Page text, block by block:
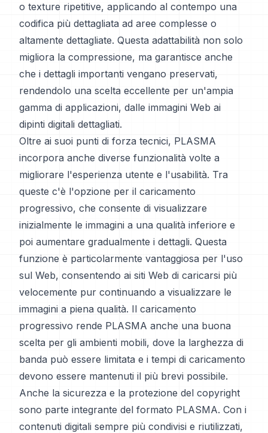
o texture ripetitive, applicando al contempo una
codifica più dettagliata ad aree complesse o
altamente dettagliate. Questa adattabilità non solo
migliora la compressione, ma garantisce anche
che i dettagli importanti vengano preservati,
rendendolo una scelta eccellente per un'ampia
gamma di applicazioni, dalle immagini Web ai
dipinti digitali dettagliati.
Oltre ai suoi punti di forza tecnici, PLASMA
incorpora anche diverse funzionalità volte a
migliorare l'esperienza utente e l'usabilità. Tra
queste c'è l'opzione per il caricamento
progressivo, che consente di visualizzare
inizialmente le immagini a una qualità inferiore e
poi aumentare gradualmente i dettagli. Questa
funzione è particolarmente vantaggiosa per l'uso
sul Web, consentendo ai siti Web di caricarsi più
velocemente pur continuando a visualizzare le
immagini a piena qualità. Il caricamento
progressivo rende PLASMA anche una buona
scelta per gli ambienti mobili, dove la larghezza di
banda può essere limitata e i tempi di caricamento
devono essere mantenuti il più brevi possibile.
Anche la sicurezza e la protezione del copyright
sono parte integrante del formato PLASMA. Con i
contenuti digitali sempre più condivisi e riutilizzati,